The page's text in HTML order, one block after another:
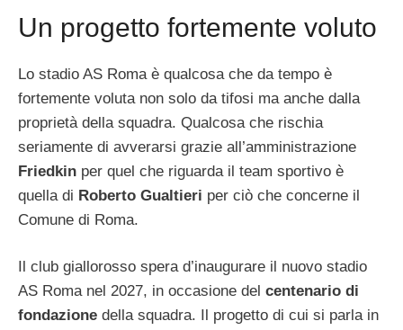
Un progetto fortemente voluto
Lo stadio AS Roma è qualcosa che da tempo è
fortemente voluta non solo da tifosi ma anche dalla
proprietà della squadra. Qualcosa che rischia
seriamente di avverarsi grazie all’amministrazione
Friedkin per quel che riguarda il team sportivo è
quella di Roberto Gualtieri per ciò che concerne il
Comune di Roma.
Il club giallorosso spera d’inaugurare il nuovo stadio
AS Roma nel 2027, in occasione del centenario di
fondazione della squadra. Il progetto di cui si parla in